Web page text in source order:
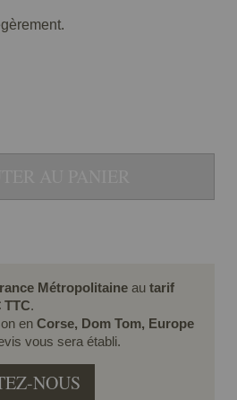
Métropolitaineau tarif
TTC.
en Corse, Dom Tom, Europe
vous sera établi.
NOUS